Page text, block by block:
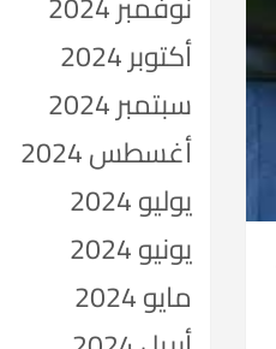
أكتوبر 2024
سبتمبر 2024
أغسطس 2024
يوليو 2024
يونيو 2024
مايو 2024